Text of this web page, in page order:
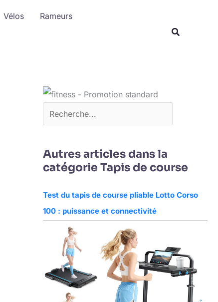
Vélos Rameurs
r
c
r
Autres articles dans la
catégorie Tapis de course
Test du tapis de course pliable Lotto Corso
100 : puissance et connectivité